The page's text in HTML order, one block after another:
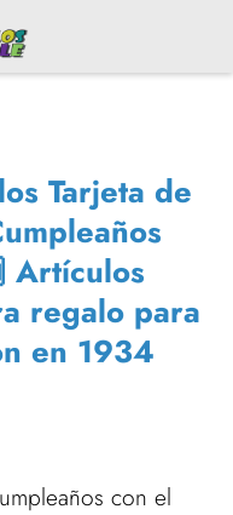
Tarjeta de
Artículos
regalo para
en 1934
con el